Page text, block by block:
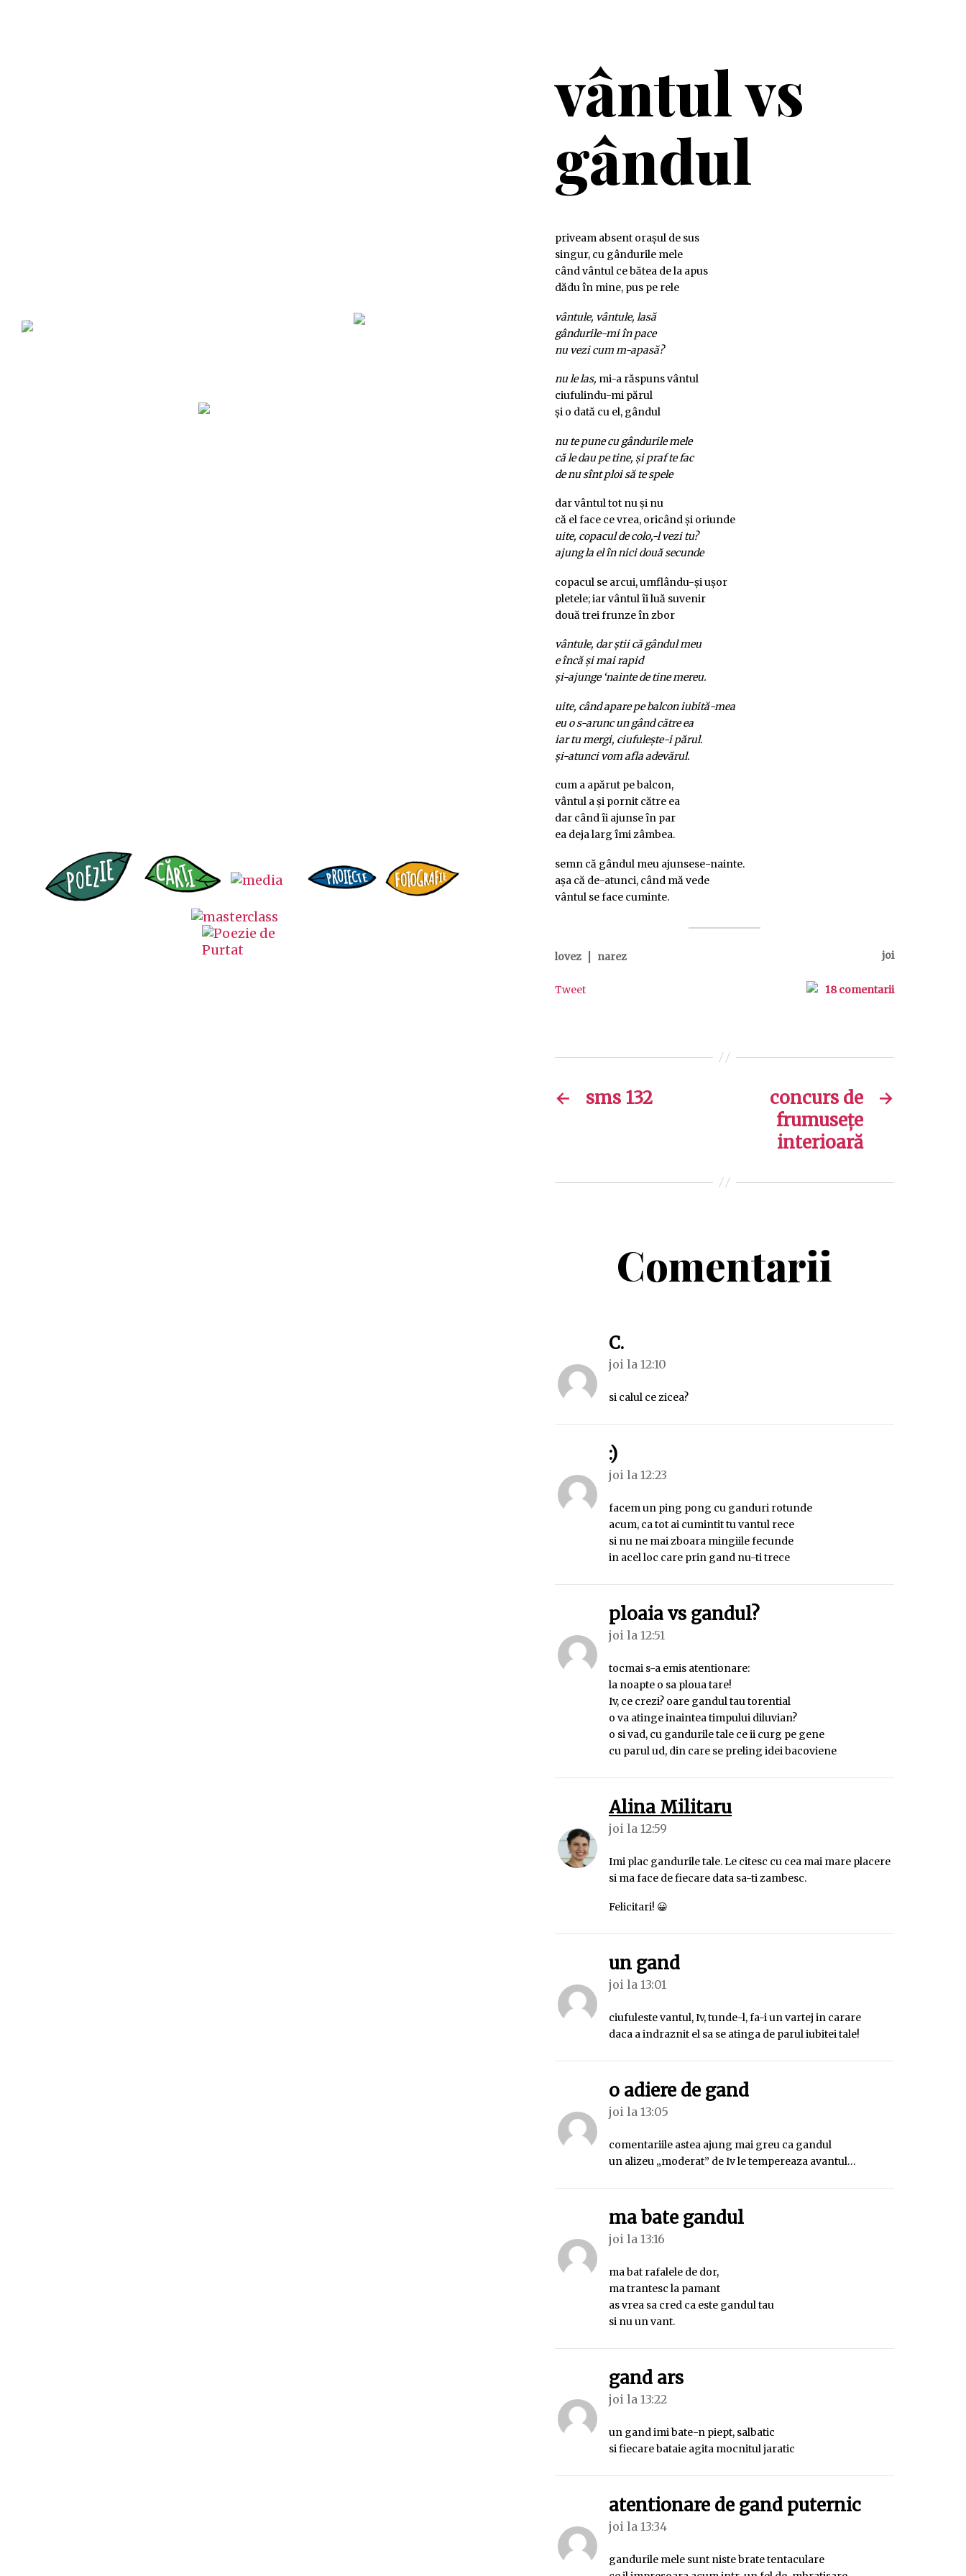
vântul vs
gândul
priveam absent orașul de sus
singur, cu gândurile mele
când vântul ce bătea de la apus
dădu în mine, pus pe rele
vântule, vântule, lasă
gândurile-mi în pace
nu vezi cum m-apasă?
nu le las, mi-a răspuns vântul
ciufulindu-mi părul
și o dată cu el, gândul
nu te pune cu gândurile mele
că le dau pe tine, și praf te fac
de nu sînt ploi să te spele
dar vântul tot nu și nu
că el face ce vrea, oricând și oriunde
uite, copacul de colo,-l vezi tu?
ajung la el în nici două secunde
copacul se arcui, umflându-și ușor
pletele; iar vântul îi luă suvenir
două trei frunze în zbor
vântule, dar știi că gândul meu
e încă și mai rapid
și-ajunge ‘nainte de tine mereu.
uite, când apare pe balcon iubită-mea
eu o s-arunc un gând către ea
iar tu mergi, ciufulește-i părul.
și-atunci vom afla adevărul.
cum a apărut pe balcon,
vântul a și pornit către ea
dar când îi ajunse în par
ea deja larg îmi zâmbea.
semn că gândul meu ajunsese-nainte.
așa că de-atunci, când mă vede
vântul se face cuminte.
lovez | narez joi
Tweet 18 comentarii
← sms 132 →
concurs de
frumusețe
interioară
Comentarii
C.spune:
joi la 12:10
si calul ce zicea?
:)spune:
joi la 12:23
facem un ping pong cu ganduri rotunde
acum, ca tot ai cumintit tu vantul rece
si nu ne mai zboara mingiile fecunde
in acel loc care prin gand nu-ti trece
ploaia vs gandul?spune:
joi la 12:51
tocmai s-a emis atentionare:
la noapte o sa ploua tare!
Iv, ce crezi? oare gandul tau torential
o va atinge inaintea timpului diluvian?
o si vad, cu gandurile tale ce ii curg pe gene
cu parul ud, din care se preling idei bacoviene
Alina Militaruspune:
joi la 12:59
Imi plac gandurile tale. Le citesc cu cea mai mare placere
si ma face de fiecare data sa-ti zambesc.
Felicitari! 😀
un gandspune:
joi la 13:01
ciufuleste vantul, Iv, tunde-l, fa-i un vartej in carare
daca a indraznit el sa se atinga de parul iubitei tale!
o adiere de gandspune:
joi la 13:05
comentariile astea ajung mai greu ca gandul
un alizeu „moderat” de Iv le tempereaza avantul…
ma bate gandulspune:
joi la 13:16
ma bat rafalele de dor,
ma trantesc la pamant
as vrea sa cred ca este gandul tau
si nu un vant.
gand arsspune:
joi la 13:22
un gand imi bate-n piept, salbatic
si fiecare bataie agita mocnitul jaratic
atentionare de gand puternicspune:
joi la 13:34
gandurile mele sunt niste brate tentaculare